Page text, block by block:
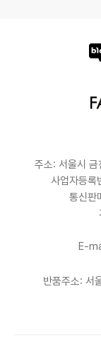
주소: 서울시
사업자등
통신판
E-
반품주소: 서